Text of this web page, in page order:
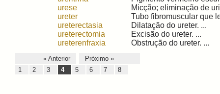
urese
Micção; eliminação de
ureter
Tubo fibromuscular que
ureterectasia
Dilatação do ureter. ...
ureterectomia
Excisão do ureter. ...
ureterenfraxia
Obstrução do ureter. ...
« Anterior
Próximo »
1
2 3 4 5 6 7 8